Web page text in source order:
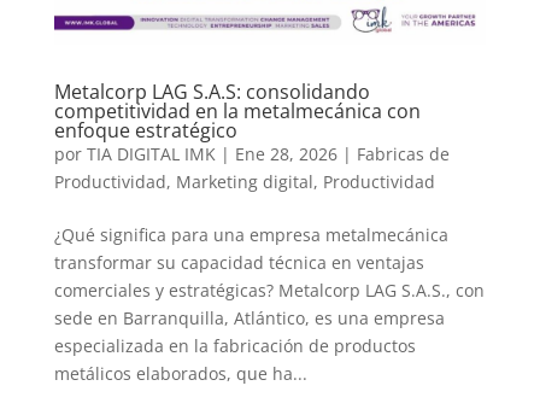
Metalcorp LAG S.A.S: consolidando
competitividad en la metalmecánica con
enfoque estratégico
por TIA DIGITAL IMK| Ene 28, 2026| Fabricas de
Productividad, Marketing digital, Productividad
¿Qué significa para una empresa metalmecánica
transformar su capacidad técnica en ventajas
comerciales y estratégicas? Metalcorp LAG S.A.S., con
sede en Barranquilla, Atlántico, es una empresa
especializada en la fabricación de productos
metálicos elaborados, que ha...